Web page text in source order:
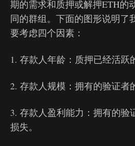
期的需求和质押或解押ETH的
同的群组。下面的图形说明了
要考虑四个因素：
1. 存款人年龄：质押已经活跃
2. 存款人规模：拥有的验证者
3. 存款人盈利能力：拥有的验
损失。